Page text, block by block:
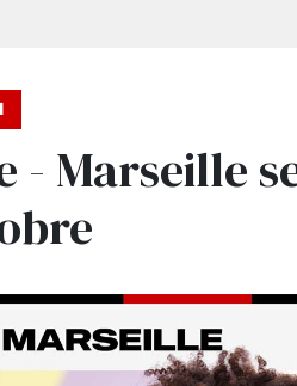
- Marseille